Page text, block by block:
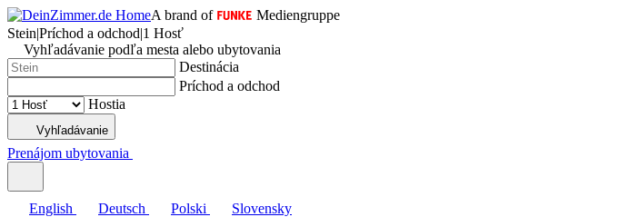
A brand of
Mediengruppe
Stein|Príchod a odchod|1 Hosť
Vyhľadávanie podľa mesta alebo ubytovania
Destinácia
Príchod a odchod
Hostia
Vyhľadávanie
Prenájom ubytovania
English Deutsch Polski Slovensky